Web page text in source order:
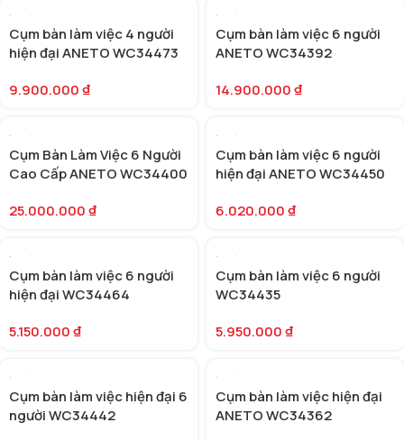
Cụm bàn làm việc 4 người
hiện đại ANETO WC34473
9.900.000₫
Cụm bàn làm việc 6 người
ANETO WC34392
14.900.000₫
Cụm Bàn Làm Việc 6 Người
Cao Cấp ANETO WC34400
25.000.000₫
Cụm bàn làm việc 6 người
hiện đại ANETO WC34450
6.020.000₫
Cụm bàn làm việc 6 người
hiện đại WC34464
5.150.000₫
Cụm bàn làm việc 6 người
WC34435
5.950.000₫
Cụm bàn làm việc hiện đại 6
người WC34442
Cụm bàn làm việc hiện đại
ANETO WC34362